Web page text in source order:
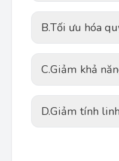
B.Tối ưu hóa
C.Giảm khả
D.Giảm tính